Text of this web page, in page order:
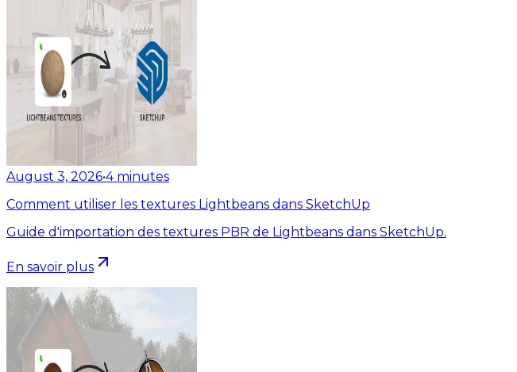
August 3, 2026•4 minutes
Comment utiliser les textures Lightbeans dans SketchUp
Guide d'importation des textures PBR de Lightbeans dans SketchUp.
En savoir plus